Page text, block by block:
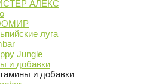
АЛЕКС
луга
Jungle
и добавки
и добавки